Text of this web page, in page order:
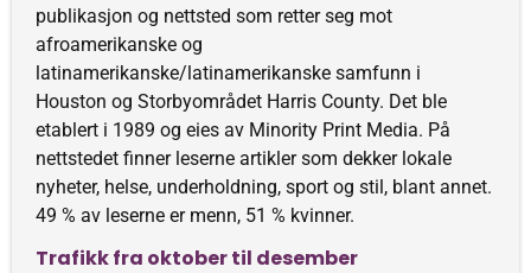
publikasjon og nettsted som retter seg mot
afroamerikanske og
latinamerikanske/latinamerikanske samfunn i
Houston og Storbyområdet Harris County. Det ble
etablert i 1989 og eies av Minority Print Media. På
nettstedet finner leserne artikler som dekker lokale
nyheter, helse, underholdning, sport og stil, blant annet.
49 % av leserne er menn, 51 % kvinner.
Trafikk fra oktober til desember